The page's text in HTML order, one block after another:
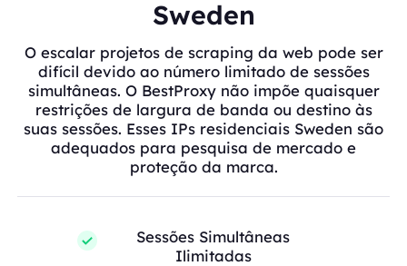
Sweden
O escalar projetos de scraping da web pode ser
difícil devido ao número limitado de sessões
simultâneas. O BestProxy não impõe quaisquer
restrições de largura de banda ou destino às
suas sessões. Esses IPs residenciais Sweden são
adequados para pesquisa de mercado e
proteção da marca.
Sessões Simultâneas
Ilimitadas